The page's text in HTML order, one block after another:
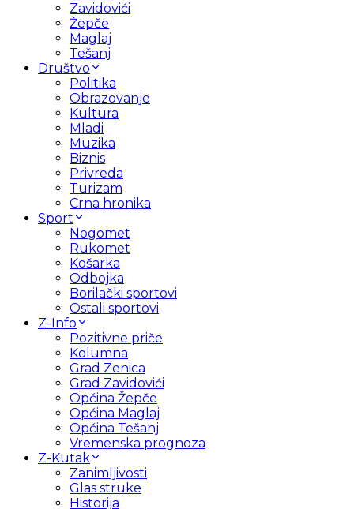
Zavidovići
Žepče
Maglaj
Tešanj
Društvo
Politika
Obrazovanje
Kultura
Mladi
Muzika
Biznis
Privreda
Turizam
Crna hronika
Sport
Nogomet
Rukomet
Košarka
Odbojka
Borilački sportovi
Ostali sportovi
Z-Info
Pozitivne priče
Kolumna
Grad Zenica
Grad Zavidovići
Općina Žepče
Općina Maglaj
Općina Tešanj
Vremenska prognoza
Z-Kutak
Zanimljivosti
Glas struke
Historija